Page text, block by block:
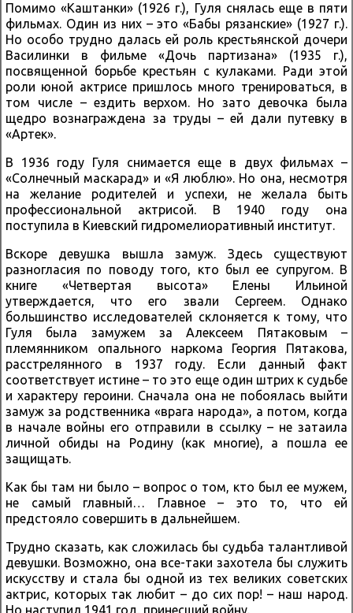
Помимо «Каштанки» (1926 г.), Гуля снялась еще в пяти
фильмах. Один из них – это «Бабы рязанские» (1927 г.).
Но особо трудно далась ей роль крестьянской дочери
Василинки в фильме «Дочь партизана» (1935 г.),
посвященной борьбе крестьян с кулаками. Ради этой
роли юной актрисе пришлось много тренироваться, в
том числе – ездить верхом. Но зато девочка была
щедро вознаграждена за труды – ей дали путевку в
«Артек».
В 1936 году Гуля снимается еще в двух фильмах –
«Солнечный маскарад» и «Я люблю». Но она, несмотря
на желание родителей и успехи, не желала быть
профессиональной актрисой. В 1940 году она
поступила в Киевский гидромелиоративный институт.
Вскоре девушка вышла замуж. Здесь существуют
разногласия по поводу того, кто был ее супругом. В
книге «Четвертая высота» Елены Ильиной
утверждается, что его звали Сергеем. Однако
большинство исследователей склоняется к тому, что
Гуля была замужем за Алексеем Пятаковым –
племянником опального наркома Георгия Пятакова,
расстрелянного в 1937 году. Если данный факт
соответствует истине – то это еще один штрих к судьбе
и характеру героини. Сначала она не побоялась выйти
замуж за родственника «врага народа», а потом, когда
в начале войны его отправили в ссылку – не затаила
личной обиды на Родину (как многие), а пошла ее
защищать.
Как бы там ни было – вопрос о том, кто был ее мужем,
не самый главный… Главное – это то, что ей
предстояло совершить в дальнейшем.
Трудно сказать, как сложилась бы судьба талантливой
девушки. Возможно, она все-таки захотела бы служить
искусству и стала бы одной из тех великих советских
актрис, которых так любит – до сих пор! – наш народ.
Но наступил 1941 год, принесший войну.